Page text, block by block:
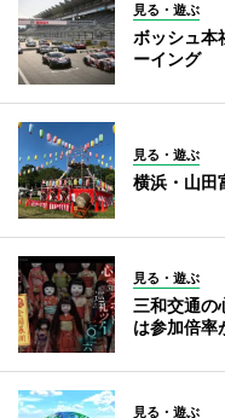
見る・遊ぶ
ボッシュ本
ーイング
見る・遊ぶ
横浜・山
見る・遊ぶ
三和交通
は参加倍率
見る・遊ぶ